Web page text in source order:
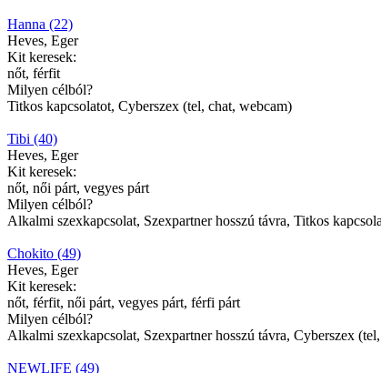
Hanna (22)
Heves, Eger
Kit keresek:
nőt, férfit
Milyen célból?
Titkos kapcsolatot, Cyberszex (tel, chat, webcam)
Tibi (40)
Heves, Eger
Kit keresek:
nőt, női párt, vegyes párt
Milyen célból?
Alkalmi szexkapcsolat, Szexpartner hosszú távra, Titkos
Chokito (49)
Heves, Eger
Kit keresek:
nőt, férfit, női párt, vegyes párt, férfi párt
Milyen célból?
Alkalmi szexkapcsolat, Szexpartner hosszú távra, Cyberszex
NEWLIFE (49)